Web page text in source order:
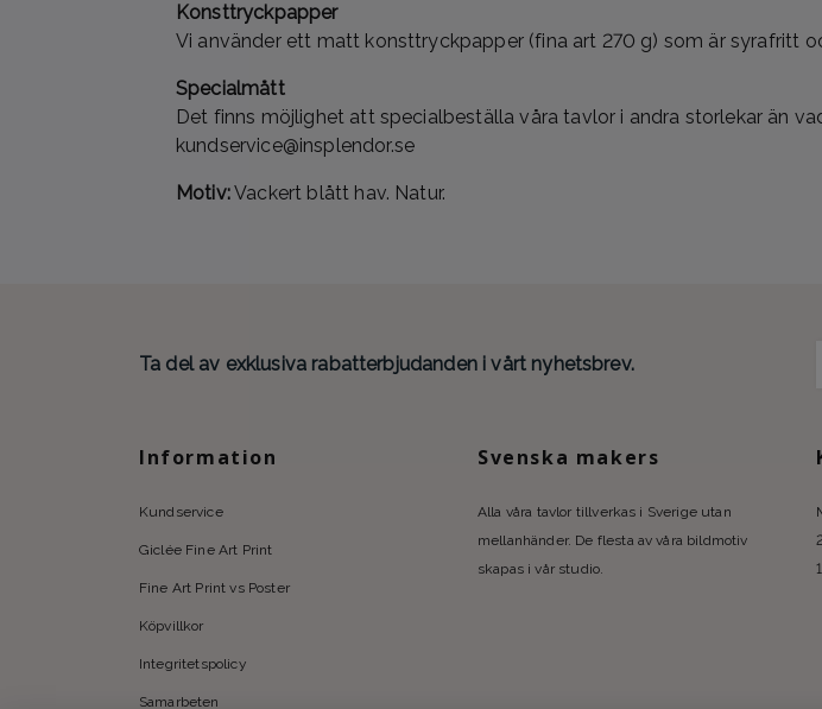
Konsttryckpapper
Vi använder ett matt konsttryckpapper (fina art 270 g) som är syrafritt
Specialmått
Det finns möjlighet att specialbeställa våra tavlor i andra storlekar än
kundservice@insplendor.se
Motiv:Vackert blått hav. Natur.
Ta del av exklusiva rabatterbjudanden i vårt nyhetsbrev.
Information
Kundservice
Giclée Fine Art Print
Fine Art Print vs Poster
Köpvillkor
Integritetspolicy
Samarbeten
Svenska makers
Alla våra tavlor tillverkas i Sverige utan
mellanhänder. De flesta av våra bildmotiv
skapas i vår studio.